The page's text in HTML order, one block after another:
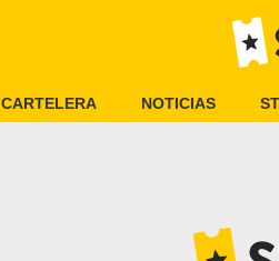
CARTELERA NOTICIAS